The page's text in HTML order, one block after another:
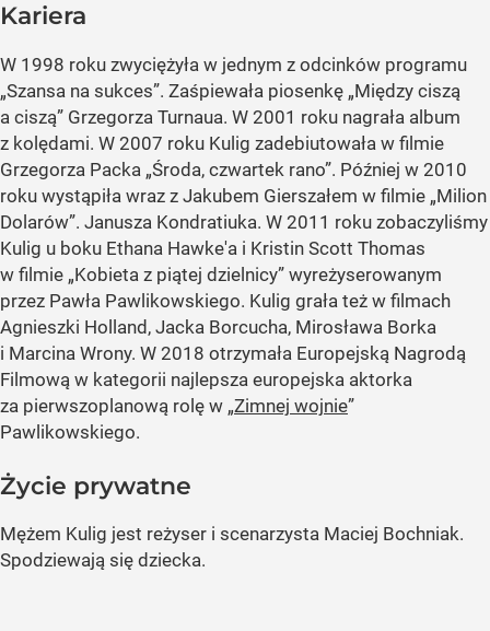
Kariera
W 1998 roku zwyciężyła w jednym z odcinków programu
„Szansa na sukces”. Zaśpiewała piosenkę „Między ciszą
a ciszą” Grzegorza Turnaua. W 2001 roku nagrała album
z kolędami. W 2007 roku Kulig zadebiutowała w filmie
Grzegorza Packa „Środa, czwartek rano”. Później w 2010
roku wystąpiła wraz z Jakubem Gierszałem w filmie „Milion
Dolarów”. Janusza Kondratiuka. W 2011 roku zobaczyliśmy
Kulig u boku Ethana Hawke'a i Kristin Scott Thomas
w filmie „Kobieta z piątej dzielnicy” wyreżyserowanym
przez Pawła Pawlikowskiego. Kulig grała też w filmach
Agnieszki Holland, Jacka Borcucha, Mirosława Borka
i Marcina Wrony. W 2018 otrzymała Europejską Nagrodą
Filmową w kategorii najlepsza europejska aktorka
za pierwszoplanową rolę w „Zimnej wojnie”
Pawlikowskiego.
Życie prywatne
Mężem Kulig jest reżyser i scenarzysta Maciej Bochniak.
Spodziewają się dziecka.